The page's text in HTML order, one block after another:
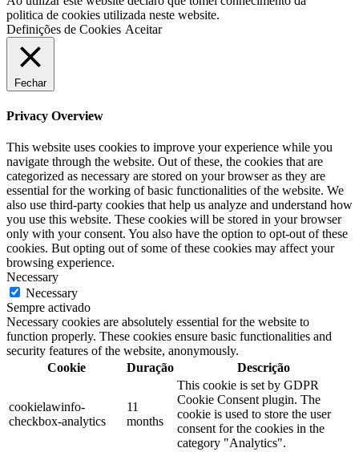
politica de cookies utilizada neste website.
Definições de Cookies Aceitar
Fechar
Privacy Overview
This website uses cookies to improve your experience while you
navigate through the website. Out of these, the cookies that are
categorized as necessary are stored on your browser as they are
essential for the working of basic functionalities of the website. We
also use third-party cookies that help us analyze and understand how
you use this website. These cookies will be stored in your browser
only with your consent. You also have the option to opt-out of these
cookies. But opting out of some of these cookies may affect your
browsing experience.
Necessary
Necessary
Sempre activado
Necessary cookies are absolutely essential for the website to
function properly. These cookies ensure basic functionalities and
security features of the website, anonymously.
Cookie
Duração Descrição
cookielawinfo-
checkbox-analytics
11
months
This cookie is set by GDPR
Cookie Consent plugin. The
cookie is used to store the user
consent for the cookies in the
category "Analytics".